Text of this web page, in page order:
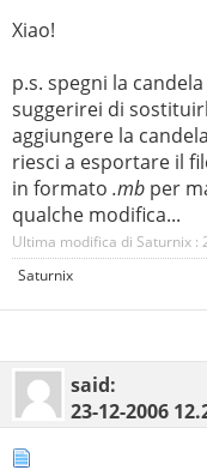
Xiao!
p.s. spegni la
suggerirei di
aggiungere la
riesci a esportare il
in formato .mb per
qualche modifica...
Ultima modifica di Saturnix :
Saturnix
said:
23-12-2006